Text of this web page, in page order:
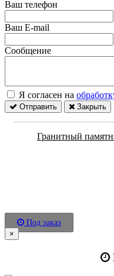
Ваш телефон
Ваш E-mail
Сообщение
Я согласен на
Отправить Закрыть
Гранитный
Под заказ
×